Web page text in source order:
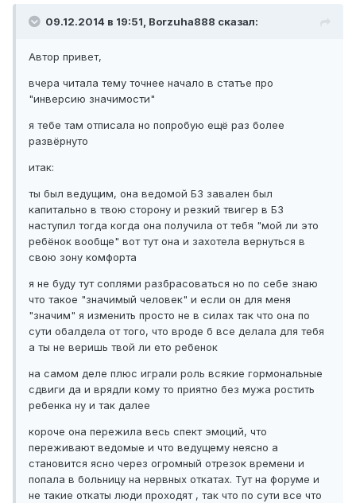
09.12.2014 в 19:51, Borzuha888 сказал:
Автор привет,
вчера читала тему точнее начало в статъе про
"инверсию значимости"
я тебе там отписала но попробую ещё раз более
развёрнуто
итак:
ты был ведущим, она ведомой БЗ завален был
капитально в твою сторону и резкий твигер в БЗ
наступил тогда когда она получила от тебя "мой ли это
ребёнок вообще" вот тут она и захотела вернуться в
свою зону комфорта
я не буду тут соплями разбрасоваться но по себе знаю
что такое "значимый человек" и если он для меня
"значим" я изменить просто не в силах так что она по
сути обалдела от того, что вроде б все делала для тебя
а ты не веришь твой ли ето ребенок
на самом деле плюс играли роль всякие гормональные
сдвиги да и врядли кому то приятно без мужа ростить
ребенка ну и так далее
короче она пережила весь спект эмоций, что
переживают ведомые и что ведущему неясно а
становится ясно через огромный отрезок времени и
попала в больницу на нервных откатах. Тут на форуме и
не такие откаты люди проходят , так что по сути все что